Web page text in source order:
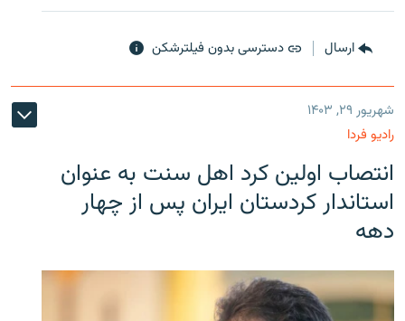
ارسال دسترسی بدون فیلترشکن
شهریور ۲۹, ۱۴۰۳
رادیو فردا
انتصاب اولین کرد اهل سنت به عنوان
استاندار کردستان ایران پس از چهار
دهه